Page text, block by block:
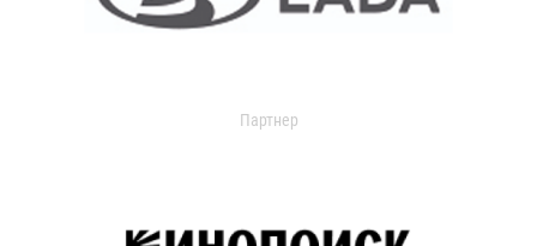
Партнер